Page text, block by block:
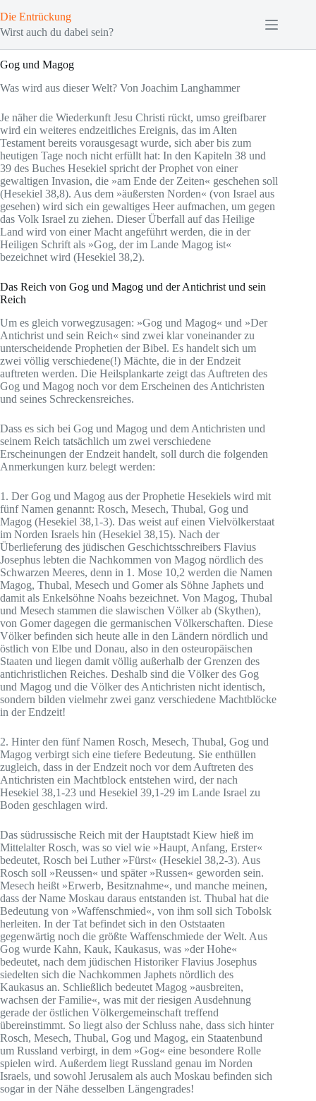
Inhalt
springen
Die Entrückung
Wirst auch du dabei sein?
Gog und Magog
Was wird aus dieser Welt? Von Joachim Langhammer
Je näher die Wiederkunft Jesu Christi rückt, umso greifbarer
wird ein weiteres endzeitliches Ereignis, das im Alten
Testament bereits vorausgesagt wurde, sich aber bis zum
heutigen Tage noch nicht erfüllt hat: In den Kapiteln 38 und
39 des Buches Hesekiel spricht der Prophet von einer
gewaltigen Invasion, die »am Ende der Zeiten« geschehen soll
(Hesekiel 38,8). Aus dem »äußersten Norden« (von Israel aus
gesehen) wird sich ein gewaltiges Heer aufmachen, um gegen
das Volk Israel zu ziehen. Dieser Überfall auf das Heilige
Land wird von einer Macht angeführt werden, die in der
Heiligen Schrift als »Gog, der im Lande Magog ist«
bezeichnet wird (Hesekiel 38,2).
Das Reich von Gog und Magog und der Antichrist und sein
Reich
Um es gleich vorwegzusagen: »Gog und Magog« und »Der
Antichrist und sein Reich« sind zwei klar voneinander zu
unterscheidende Prophetien der Bibel. Es handelt sich um
zwei völlig verschiedene(!) Mächte, die in der Endzeit
auftreten werden. Die Heilsplankarte zeigt das Auftreten des
Gog und Magog noch vor dem Erscheinen des Antichristen
und seines Schreckensreiches.
Dass es sich bei Gog und Magog und dem Antichristen und
seinem Reich tatsächlich um zwei verschiedene
Erscheinungen der Endzeit handelt, soll durch die folgenden
Anmerkungen kurz belegt werden:
1. Der Gog und Magog aus der Prophetie Hesekiels wird mit
fünf Namen genannt: Rosch, Mesech, Thubal, Gog und
Magog (Hesekiel 38,1-3). Das weist auf einen Vielvölkerstaat
im Norden Israels hin (Hesekiel 38,15). Nach der
Überlieferung des jüdischen Geschichtsschreibers Flavius
Josephus lebten die Nachkommen von Magog nördlich des
Schwarzen Meeres, denn in 1. Mose 10,2 werden die Namen
Magog, Thubal, Mesech und Gomer als Söhne Japhets und
damit als Enkelsöhne Noahs bezeichnet. Von Magog, Thubal
und Mesech stammen die slawischen Völker ab (Skythen),
von Gomer dagegen die germanischen Völkerschaften. Diese
Völker befinden sich heute alle in den Ländern nördlich und
östlich von Elbe und Donau, also in den osteuropäischen
Staaten und liegen damit völlig außerhalb der Grenzen des
antichristlichen Reiches. Deshalb sind die Völker des Gog
und Magog und die Völker des Antichristen nicht identisch,
sondern bilden vielmehr zwei ganz verschiedene Machtblöcke
in der Endzeit!
2. Hinter den fünf Namen Rosch, Mesech, Thubal, Gog und
Magog verbirgt sich eine tiefere Bedeutung. Sie enthüllen
zugleich, dass in der Endzeit noch vor dem Auftreten des
Antichristen ein Machtblock entstehen wird, der nach
Hesekiel 38,1-23 und Hesekiel 39,1-29 im Lande Israel zu
Boden geschlagen wird.
Das südrussische Reich mit der Hauptstadt Kiew hieß im
Mittelalter Rosch, was so viel wie »Haupt, Anfang, Erster«
bedeutet, Rosch bei Luther »Fürst« (Hesekiel 38,2-3). Aus
Rosch soll »Reussen« und später »Russen« geworden sein.
Mesech heißt »Erwerb, Besitznahme«, und manche meinen,
dass der Name Moskau daraus entstanden ist. Thubal hat die
Bedeutung von »Waffenschmied«, von ihm soll sich Tobolsk
herleiten. In der Tat befindet sich in den Oststaaten
gegenwärtig noch die größte Waffenschmiede der Welt. Aus
Gog wurde Kahn, Kauk, Kaukasus, was »der Hohe«
bedeutet, nach dem jüdischen Historiker Flavius Josephus
siedelten sich die Nachkommen Japhets nördlich des
Kaukasus an. Schließlich bedeutet Magog »ausbreiten,
wachsen der Familie«, was mit der riesigen Ausdehnung
gerade der östlichen Völkergemeinschaft treffend
übereinstimmt. So liegt also der Schluss nahe, dass sich hinter
Rosch, Mesech, Thubal, Gog und Magog, ein Staatenbund
um Russland verbirgt, in dem »Gog« eine besondere Rolle
spielen wird. Außerdem liegt Russland genau im Norden
Israels, und sowohl Jerusalem als auch Moskau befinden sich
sogar in der Nähe desselben Längengrades!